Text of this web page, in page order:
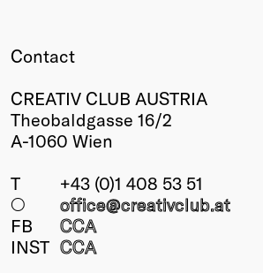
Contact
CREATIV CLUB AUSTRIA
Theobaldgasse 16/2
A-1060 Wien
T
+43 (0)1 408 53 51
○
office@creativclub.at
FB
CCA
INST CCA